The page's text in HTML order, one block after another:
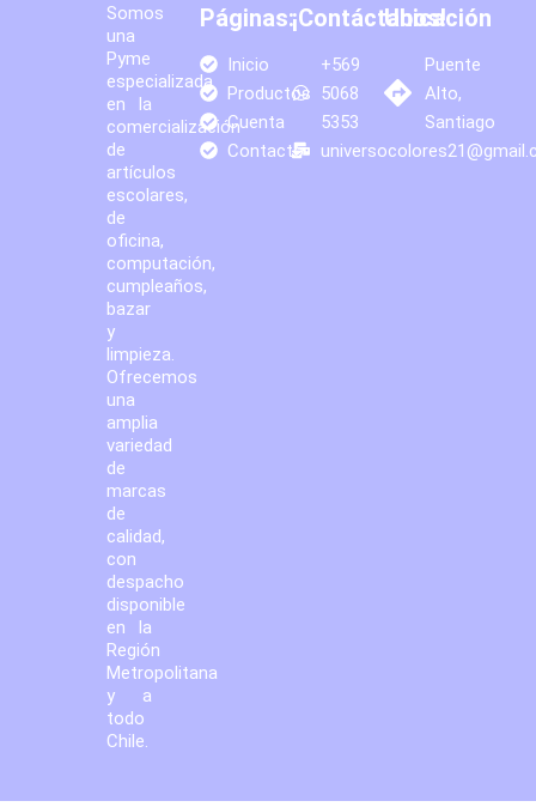
Somos
una
Pyme
especializada
en la
comercialización
de
artículos
escolares,
de
oficina,
computación,
cumpleaños,
bazar
y
limpieza.
Ofrecemos
una
amplia
variedad
de
marcas
de
calidad,
con
despacho
disponible
en la
Región
Metropolitana
y a
todo
Chile.
Páginas:
Inicio
Productos
Cuenta
Contacto
¡Contáctanos!
+569
5068
5353
Ubicación
Puente
Alto,
Santiago